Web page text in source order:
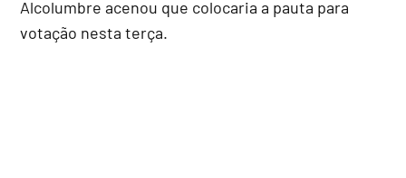
Alcolumbre acenou que colocaria a pauta para
votação nesta terça.